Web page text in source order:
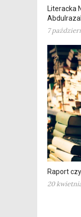
Literacka
7
Raport
20